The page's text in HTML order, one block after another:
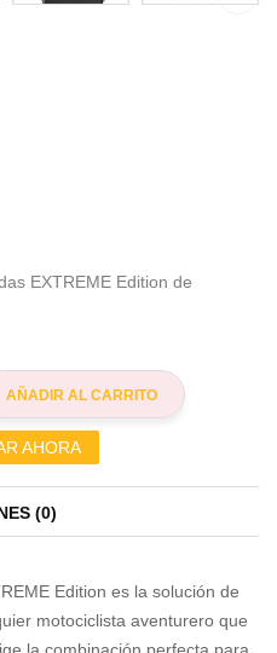
EXTREME Edition de
AÑADIR AL CARRITO
AHORA
(0)
Edition es la solución de
motociclista aventurero que